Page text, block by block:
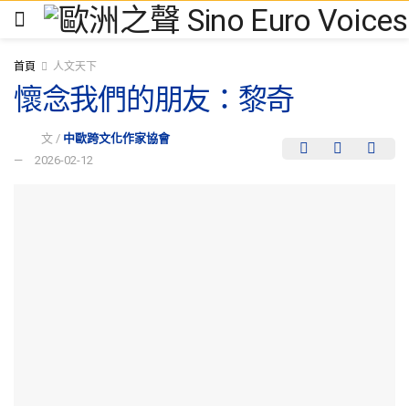
首頁 人文天下
懷念我們的朋友：黎奇
文 / 中歐跨文化作家協會
2026-02-12